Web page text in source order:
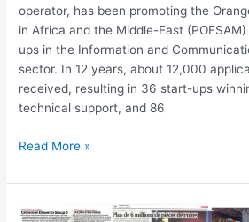
operator, has been promoting the
in Africa and the Middle-East
ups in the Information and
sector. In 12 years, about 12,000
received, resulting in 36 start-ups
technical support, and 86
Read More »
Contrefaçon